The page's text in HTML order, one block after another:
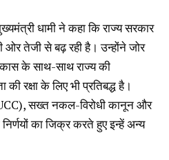
धामी ने कहा कि राज्य सरकार
ओर तेजी से बढ़ रही है। उन्होंने जोर
के साथ-साथ राज्य की
रक्षा के लिए भी प्रतिबद्ध है।
सख्त नकल-विरोधी कानून और
का जिक्र करते हुए इन्हें अन्य